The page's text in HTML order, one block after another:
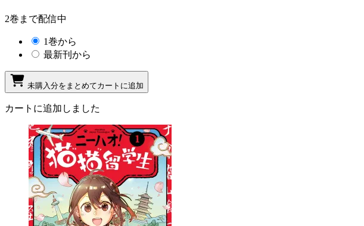
2巻まで配信中
1巻から
最新刊から
未購入分をまとめてカートに追加
カートに追加しました